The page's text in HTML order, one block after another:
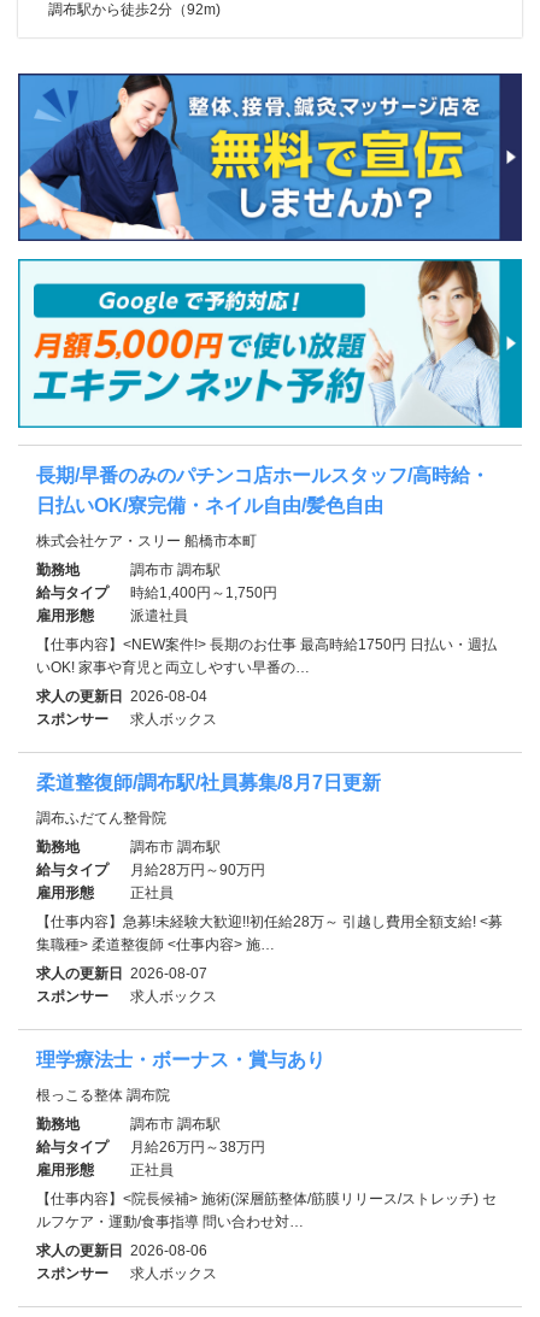
調布駅から徒歩2分（92m)
長期/早番のみのパチンコ店ホールスタッフ/高時給・
日払いOK/寮完備・ネイル自由/髪色自由
株式会社ケア・スリー 船橋市本町
勤務地
調布市 調布駅
給与タイプ
時給1,400円～1,750円
雇用形態
派遣社員
【仕事内容】<NEW案件!> 長期のお仕事 最高時給1750円 日払い・週払
いOK! 家事や育児と両立しやすい早番の…
求人の更新日 2026-08-04
スポンサー
求人ボックス
柔道整復師/調布駅/社員募集/8月7日更新
調布ふだてん整骨院
勤務地
調布市 調布駅
給与タイプ
月給28万円～90万円
雇用形態
正社員
【仕事内容】急募!未経験大歓迎!!初任給28万～ 引越し費用全額支給! <募
集職種> 柔道整復師 <仕事内容> 施…
求人の更新日 2026-08-07
スポンサー
求人ボックス
理学療法士・ボーナス・賞与あり
根っこる整体 調布院
勤務地
調布市 調布駅
給与タイプ
月給26万円～38万円
雇用形態
正社員
【仕事内容】<院長候補> 施術(深層筋整体/筋膜リリース/ストレッチ) セ
ルフケア・運動/食事指導 問い合わせ対…
求人の更新日 2026-08-06
スポンサー
求人ボックス